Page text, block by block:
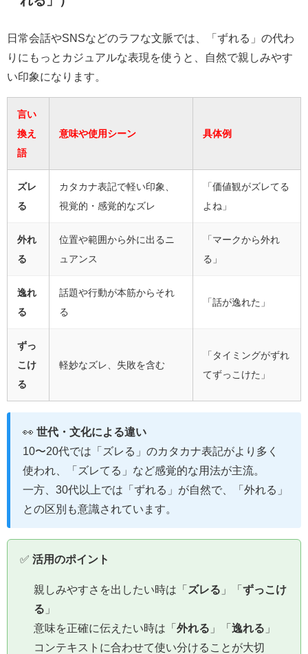
日常会話やSNSなどのラフな文脈では、「ずれる」の代わ
りにもっとカジュアルな表現を使うと、自然で親しみやす
い印象になります。
言い
換え
語
意味や使用シーン 具体例
ズレ
る
カタカナ表記で軽い印象、
視覚的・感覚的なズレ
「価値観がズレてる
よね」
外れ
る
位置や範囲から外に出るニ
ュアンス
「マークから外れ
る」
逸れ
る
話題や行動が本筋からそれ
る
「話が逸れた」
ずっ
こけ
る
軽妙なズレ、失敗を含む
「タイミングがずれ
てずっこけた」
👀 世代・文化による違い
10〜20代では「ズレる」のカタカナ表記がより多く
使われ、「ズレてる」など感覚的な用法が主流。
一方、30代以上では「ずれる」が自然で、「外れる」
との区別も意識されています。
✅ 活用のポイント
親しみやすさを出したい時は「 ズレる 」「 ずっこけ
る 」
意味を正確に伝えたい時は「 外れる 」「 逸れる 」
コンテキストに合わせて使い分けることが大切